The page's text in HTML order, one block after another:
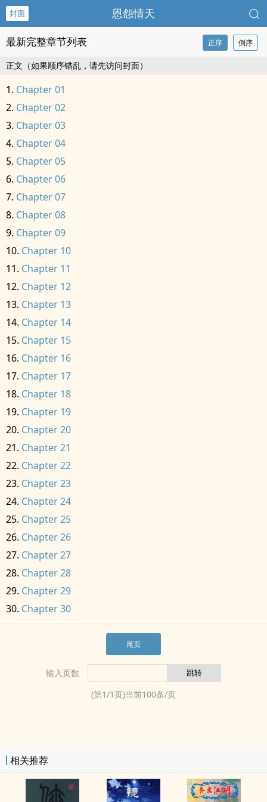
封面 恩怨情天
最新完整章节列表 正序 倒序
正文（如果顺序错乱，请先访问封面）
Chapter 01
Chapter 02
Chapter 03
Chapter 04
Chapter 05
Chapter 06
Chapter 07
Chapter 08
Chapter 09
Chapter 10
Chapter 11
Chapter 12
Chapter 13
Chapter 14
Chapter 15
Chapter 16
Chapter 17
Chapter 18
Chapter 19
Chapter 20
Chapter 21
Chapter 22
Chapter 23
Chapter 24
Chapter 25
Chapter 26
Chapter 27
Chapter 28
Chapter 29
Chapter 30
尾页
输入页数
(第1/1页)当前100条/页
相关推荐